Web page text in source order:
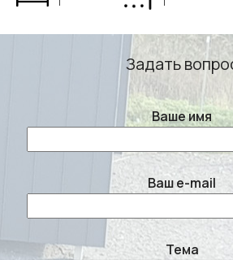
Задать
Ваше имя
Ваш e-mail
Тема